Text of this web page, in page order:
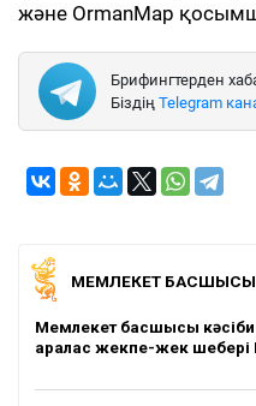
және OrmanMap
Брифингтерден
Біздің Telegram
МЕМЛЕКЕТ
Мемлекет басшысы
аралас жекпе-жек